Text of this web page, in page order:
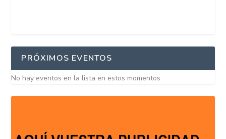
PRÓXIMOS EVENTOS
No hay eventos en la lista en estos momentos